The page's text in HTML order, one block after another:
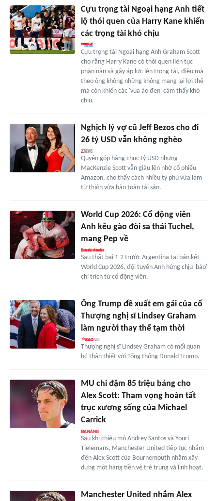
Cựu trọng tài Ngoại hạng Anh tiết
lộ thói quen của Harry Kane khiến
các trọng tài khó chịu
Cựu trọng tài Ngoại hạng Anh Graham Scott
cho rằng Harry Kane có thói quen liên tục
phàn nàn và gây áp lực lên trọng tài, điều mà
theo ông không những không mang lại lợi thế
mà còn khiến các 'vua áo đen' cảm thấy khó
chịu.
Nghịch lý vợ cũ Jeff Bezos cho đi
26 tỷ USD vẫn không nghèo
Quyên góp hàng chục tỷ USD nhưng
MacKenzie Scott vẫn giàu lên nhờ cổ phiếu
Amazon, cho thấy cách nhiều tỷ phú vừa làm
từ thiện vừa bảo toàn tài sản.
World Cup 2026: Cổ động viên
Anh kêu gào đòi sa thải Tuchel,
mang Pep về
Sau thất bại 1-2 trước Argentina tại bán kết
World Cup 2026, đội tuyển Anh hứng chịu 'bão'
chỉ trích từ cổ động viên.
Ông Trump đề xuất em gái của cố
Thượng nghị sĩ Lindsey Graham
làm người thay thế tạm thời
Thượng nghị sĩ Lindsey Graham có mối quan
hệ thân thiết với Tổng thống Donald Trump.
MU chi đậm 85 triệu bảng cho
Alex Scott: Tham vọng hoàn tất
trục xương sống của Michael
Carrick
Sau khi chiêu mộ Andrey Santos và Youri
Tielemans, Manchester United tiếp tục nhắm
đến Alex Scott của Bournemouth nhằm xây
dựng một hàng tiền vệ trẻ trung và linh hoạt.
Manchester United nhắm Alex